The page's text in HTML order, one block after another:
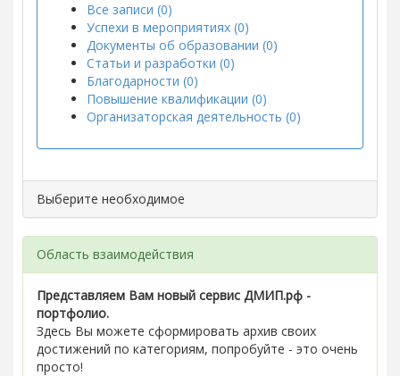
Все записи (0)
Успехи в мероприятиях (0)
Документы об образовании (0)
Статьи и разработки (0)
Благодарности (0)
Повышение квалификации (0)
Организаторская деятельность (0)
Выберите необходимое
Область взаимодействия
Представляем Вам новый сервис ДМИП.рф -
портфолио.
Здесь Вы можете сформировать архив своих
достижений по категориям, попробуйте - это очень
просто!